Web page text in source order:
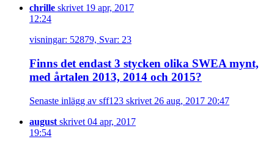
chrille skrivet 19 apr, 2017
12:24
visningar: 52879, Svar: 23
Finns det endast 3 stycken olika SWEA mynt,
med årtalen 2013, 2014 och 2015?
Senaste inlägg av sff123 skrivet 26 aug, 2017 20:47
august skrivet 04 apr, 2017
19:54